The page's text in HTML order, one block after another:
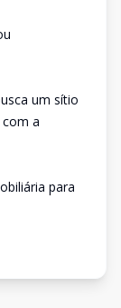
um sítio
a
para